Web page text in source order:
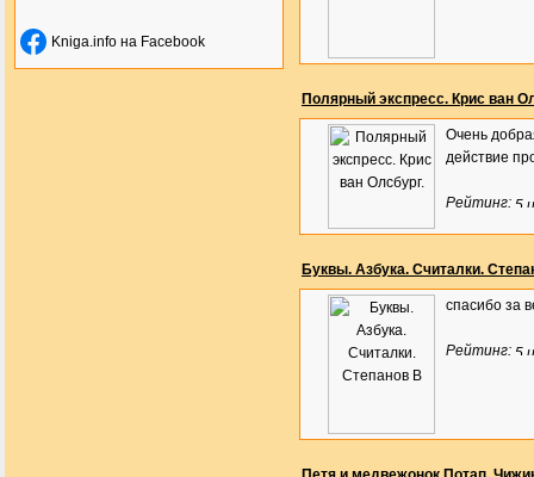
Kniga.info на Facebook
Полярный экспресс. Крис ван
Очень
действие
Рейтинг:
Буквы. Азбука. Считалки.
спасибо за
Рейтинг: